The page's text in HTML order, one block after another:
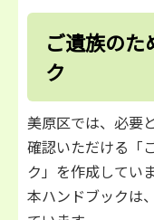
ご遺族のた
ク
美原区では、必要
確認いただける「
ク」を作成していま
本ハンドブックは